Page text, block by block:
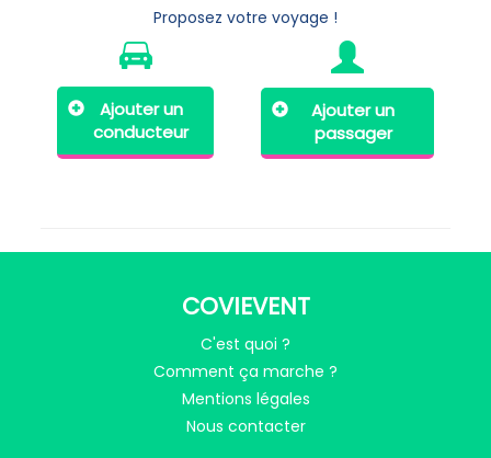
Proposez votre voyage !
Ajouter un
conducteur
Ajouter un
passager
COVIEVENT
C'est quoi ?
Comment ça marche ?
Mentions légales
Nous contacter